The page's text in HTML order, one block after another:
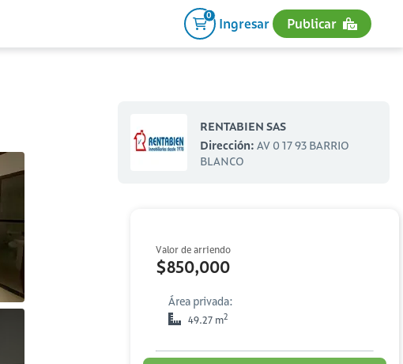
0
Ingresar Publicar
RENTABIEN SAS
Dirección: AV 0 17 93 BARRIO
BLANCO
Valor de arriendo
$850,000
Área privada:
49.27 m2